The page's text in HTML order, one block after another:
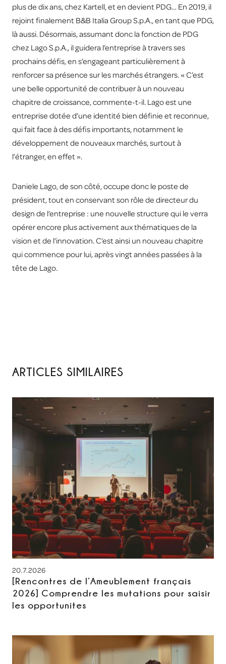
plus de dix ans, chez Kartell, et en devient PDG… En 2019, il
rejoint finalement B&B Italia Group S.p.A., en tant que PDG,
là aussi. Désormais, assumant donc la fonction de PDG
chez Lago S.p.A., il guidera l’entreprise à travers ses
prochains défis, en s’engageant particulièrement à
renforcer sa présence sur les marchés étrangers. « C’est
une belle opportunité de contribuer à un nouveau
chapitre de croissance, commente-t-il. Lago est une
entreprise dotée d’une identité bien définie et reconnue,
qui fait face à des défis importants, notamment le
développement de nouveaux marchés, surtout à
l’étranger, en effet ».
Daniele Lago, de son côté, occupe donc le poste de
président, tout en conservant son rôle de directeur du
design de l’entreprise : une nouvelle structure qui le verra
opérer encore plus activement aux thématiques de la
vision et de l’innovation. C’est ainsi un nouveau chapitre
qui commence pour lui, après vingt années passées à la
tête de Lago.
ARTICLES SIMILAIRES
20.7.2026
[Rencontres de l’Ameublement français
2026] Comprendre les mutations pour saisir
les opportunites